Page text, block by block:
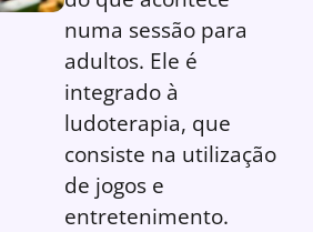
numa sessão para
adultos. Ele é
integrado à
ludoterapia, que
consiste na utilização
de jogos e
entretenimento.